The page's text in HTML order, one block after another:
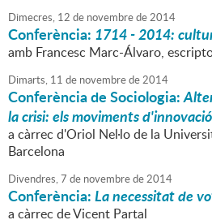
Dimecres, 12 de novembrede2014
Conferència: 1714 - 2014:
amb Francesc Marc-Álvaro,
Dimarts, 11 de novembrede2014
Conferència de Sociologia:
la crisi: els moviments
a càrrec d'Oriol Nel·lo de la
Barcelona
Divendres,7 de novembrede2014
Conferència:La necessitat de
a càrrec de Vicent Partal